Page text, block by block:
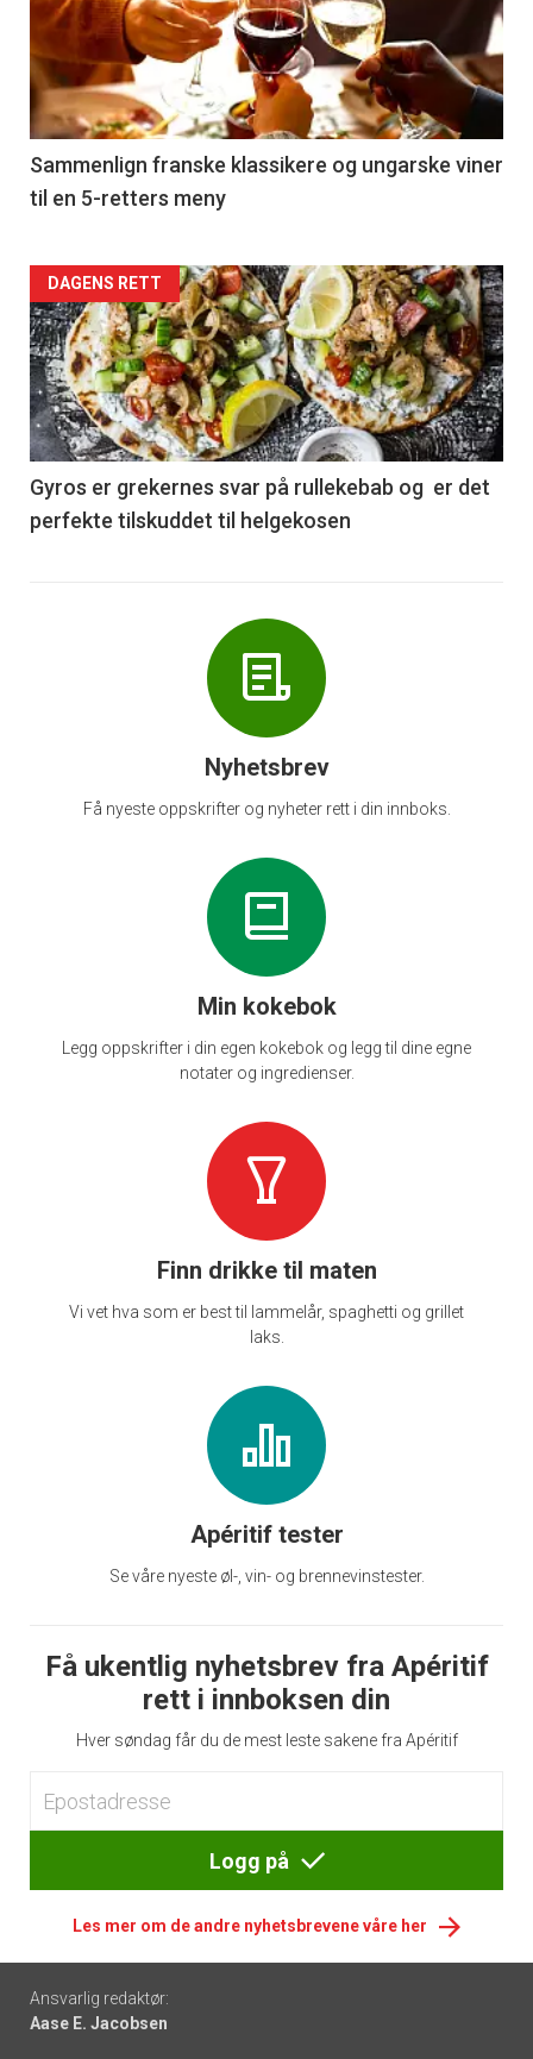
akkurat
nå
-
5
Sammenlign franske klassikere og ungarske viner
til en 5-retters meny
Forsiden
akkurat
nå
-
6
DAGENS RETT
Gyros er grekernes svar på rullekebab og er det
perfekte tilskuddet til helgekosen
Nyhetsbrev
Få nyeste oppskrifter og nyheter rett i din innboks.
Min kokebok
Legg oppskrifter i din egen kokebok og legg til dine egne
notater og ingredienser.
Finn drikke til maten
Vi vet hva som er best til lammelår, spaghetti og grillet
laks.
Apéritif tester
Se våre nyeste øl-, vin- og brennevinstester.
Få ukentlig nyhetsbrev fra Apéritif
rett i innboksen din
Hver søndag får du de mest leste sakene fra Apéritif
Logg på
Les mer om de andre nyhetsbrevene våre her
Footer
-
Ansvarlig redaktør:
Aase E. Jacobsen